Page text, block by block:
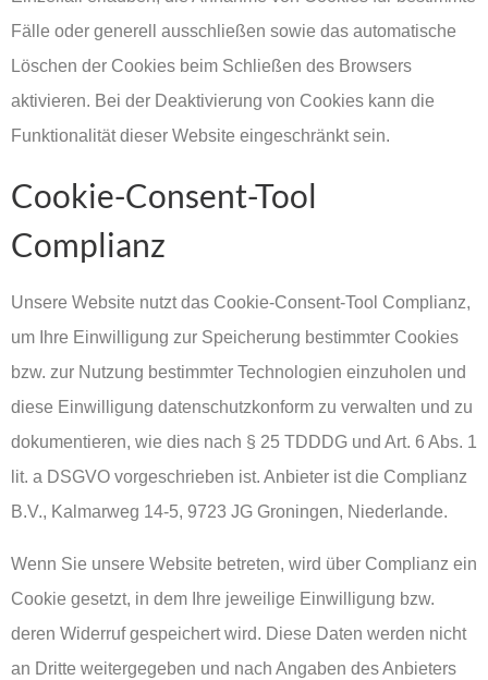
Fälle oder generell ausschließen sowie das automatische
Löschen der Cookies beim Schließen des Browsers
aktivieren. Bei der Deaktivierung von Cookies kann die
Funktionalität dieser Website eingeschränkt sein.
Cookie-Consent-Tool
Complianz
Unsere Website nutzt das Cookie-Consent-Tool Complianz,
um Ihre Einwilligung zur Speicherung bestimmter Cookies
bzw. zur Nutzung bestimmter Technologien einzuholen und
diese Einwilligung datenschutzkonform zu verwalten und zu
dokumentieren, wie dies nach § 25 TDDDG und Art. 6 Abs. 1
lit. a DSGVO vorgeschrieben ist. Anbieter ist die Complianz
B.V., Kalmarweg 14-5, 9723 JG Groningen, Niederlande.
Wenn Sie unsere Website betreten, wird über Complianz ein
Cookie gesetzt, in dem Ihre jeweilige Einwilligung bzw.
deren Widerruf gespeichert wird. Diese Daten werden nicht
an Dritte weitergegeben und nach Angaben des Anbieters